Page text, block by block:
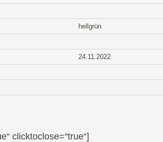
hellgrün
24.11.2022
clicktoclose=“true“]